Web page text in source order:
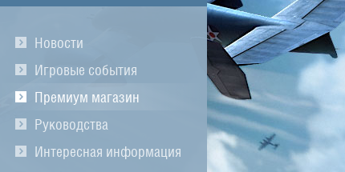
Новости
Игровые события
Премиум магазин
Руководства
Интересная информация